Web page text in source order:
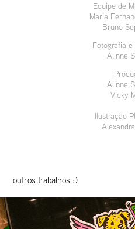
Equipe de
Maria
Bruno
Fotografia
Alinne
Alinne
Vicky
Ilustração
outros trabalhos :)